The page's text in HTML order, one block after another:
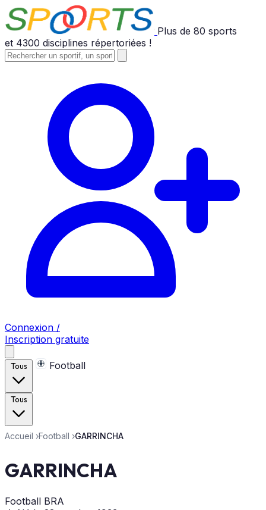
Plus de 80 sports
et 4300 disciplines répertoriées !
Connexion /
Inscription gratuite
Tous Football
Tous
Accueil ›Football ›GARRINCHA
GARRINCHA
Football BRA